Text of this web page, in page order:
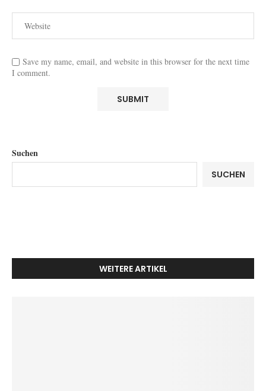
Save my name, email, and website in this browser for the next time
I comment.
Suchen
SUCHEN
WEITERE ARTIKEL